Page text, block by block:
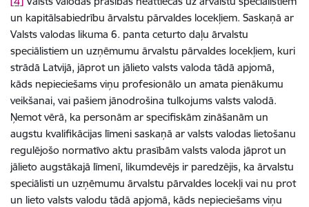
un kapitālsabiedrību ārvalstu pārvaldes locekļiem. Saskaņā ar
Valsts valodas likuma 6. panta ceturto daļu ārvalstu
speciālistiem un uzņēmumu ārvalstu pārvaldes locekļiem, kuri
strādā Latvijā, jāprot un jālieto valsts valoda tādā apjomā,
kāds nepieciešams viņu profesionālo un amata pienākumu
veikšanai, vai pašiem jānodrošina tulkojums valsts valodā.
Ņemot vērā, ka personām ar specifiskām zināšanām un
augstu kvalifikācijas līmeni saskaņā ar valsts valodas lietošanu
regulējošo normatīvo aktu prasībām valsts valoda jāprot un
jālieto augstākajā līmenī, likumdevējs ir paredzējis, ka ārvalstu
speciālisti un uzņēmumu ārvalstu pārvaldes locekļi vai nu prot
un lieto valsts valodu tādā apjomā, kāds nepieciešams viņu